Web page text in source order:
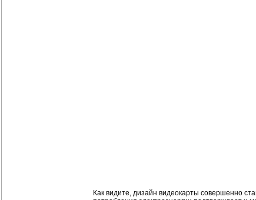
Как видите, дизайн видеокарты совершенно